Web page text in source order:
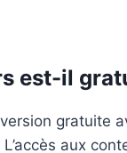
est-il
gratuite
aux